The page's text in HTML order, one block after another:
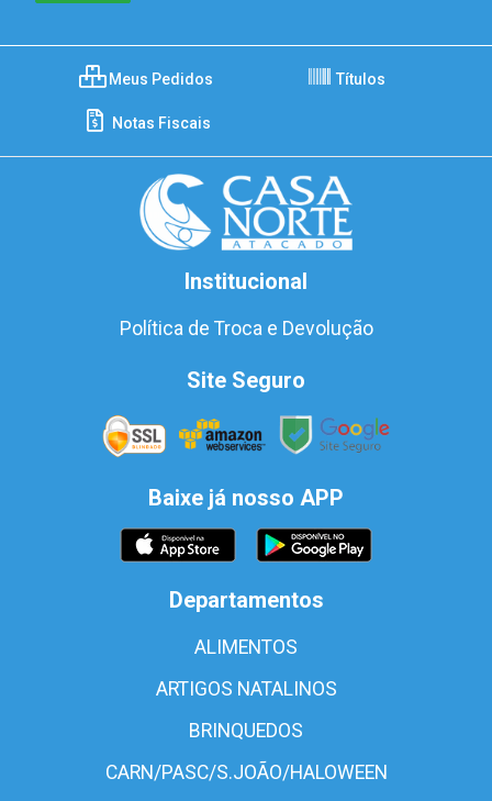
Meus Pedidos Títulos
Notas Fiscais
Institucional
Política de Troca e Devolução
Site Seguro
Baixe já nosso APP
Departamentos
ALIMENTOS
ARTIGOS NATALINOS
BRINQUEDOS
CARN/PASC/S.JOÃO/HALOWEEN